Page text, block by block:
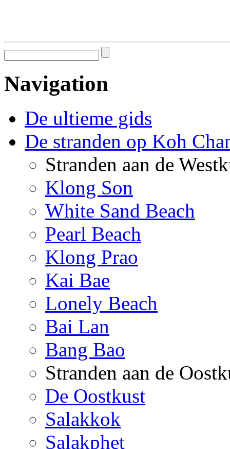
Navigation
De ultieme gids
De stranden op Koh
Stranden aan de
Klong Son
White Sand Beach
Pearl Beach
Klong Prao
Kai Bae
Lonely Beach
Bai Lan
Bang Bao
Stranden aan de
De Oostkust
Salakkok
Salakphet